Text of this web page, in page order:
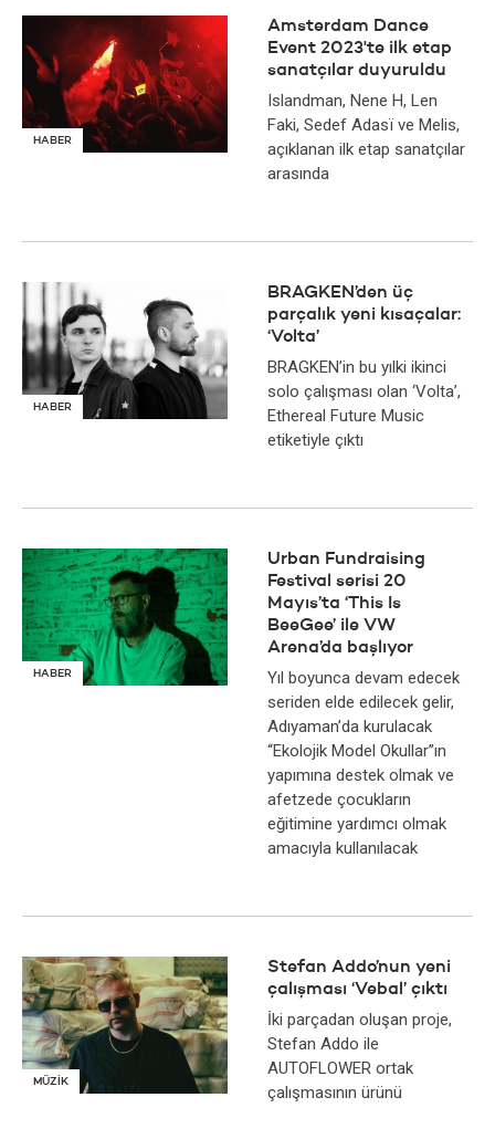
HABER
Amsterdam Dance
Event 2023'te ilk etap
sanatçılar duyuruldu
Islandman, Nene H, Len
Faki, Sedef Adasï ve Melis,
açıklanan ilk etap sanatçılar
arasında
HABER
BRAGKEN’den üç
parçalık yeni kısaçalar:
‘Volta’
BRAGKEN’in bu yılki ikinci
solo çalışması olan ‘Volta’,
Ethereal Future Music
etiketiyle çıktı
HABER
Urban Fundraising
Festival serisi 20
Mayıs’ta ‘This Is
BeeGee’ ile VW
Arena’da başlıyor
Yıl boyunca devam edecek
seriden elde edilecek gelir,
Adıyaman’da kurulacak
“Ekolojik Model Okullar”ın
yapımına destek olmak ve
afetzede çocukların
eğitimine yardımcı olmak
amacıyla kullanılacak
MÜZİK
Stefan Addo’nun yeni
çalışması ‘Vebal’ çıktı
İki parçadan oluşan proje,
Stefan Addo ile
AUTOFLOWER ortak
çalışmasının ürünü